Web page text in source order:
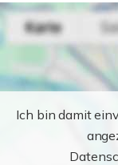
Ich bin damit